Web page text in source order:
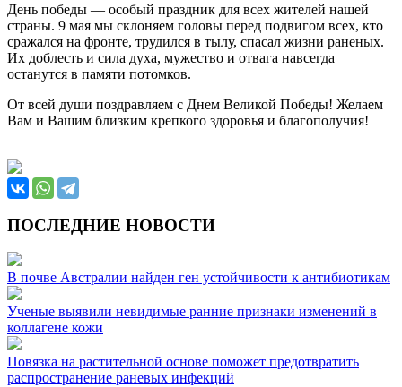
День победы — особый праздник для всех жителей нашей
страны. 9 мая мы склоняем головы перед подвигом всех, кто
сражался на фронте, трудился в тылу, спасал жизни раненых.
Их доблесть и сила духа, мужество и отвага навсегда
останутся в памяти потомков.
От всей души поздравляем с Днем Великой Победы! Желаем
Вам и Вашим близким крепкого здоровья и благополучия!
ПОСЛЕДНИЕ НОВОСТИ
В почве Австралии найден ген устойчивости к антибиотикам
Ученые выявили невидимые ранние признаки изменений в
коллагене кожи
Повязка на растительной основе поможет предотвратить
распространение раневых инфекций